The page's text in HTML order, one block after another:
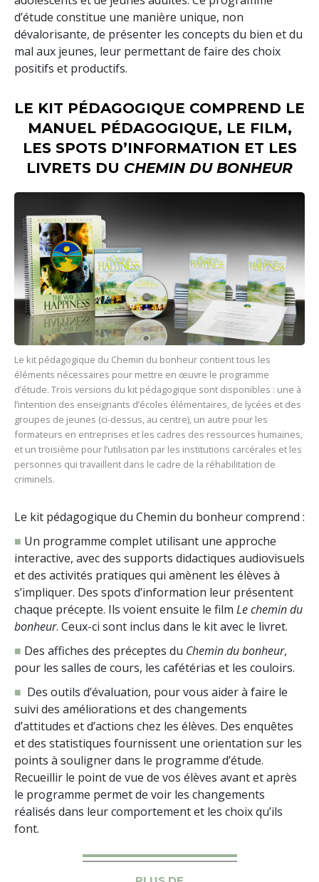
d’étude constitue une manière unique, non
dévalorisante, de présenter les concepts du bien et du
mal aux jeunes, leur permettant de faire des choix
positifs et productifs.
LE KIT PÉDAGOGIQUE COMPREND LE
MANUEL PÉDAGOGIQUE, LE FILM,
LES SPOTS D’INFORMATION ET LES
LIVRETS DU CHEMIN DU BONHEUR
Le kit pédagogique du Chemin du bonheur contient tous les
éléments nécessaires pour mettre en œuvre le programme
d’étude. Trois versions du kit pédagogique sont disponibles : une à
l’intention des enseignants d’écoles élémentaires, de lycées et des
groupes de jeunes (ci-dessus, au centre), un autre pour les
formateurs en entreprises et les cadres des ressources humaines,
et un troisième pour l’utilisation par les institutions carcérales et les
personnes qui travaillent dans le cadre de la réhabilitation de
criminels.
Le kit pédagogique du Chemin du bonheur comprend :
■ Un programme complet utilisant une approche
interactive, avec des supports didactiques audiovisuels
et des activités pratiques qui amènent les élèves à
s’impliquer. Des spots d’information leur présentent
chaque précepte. Ils voient ensuite le film Le chemin du
bonheur. Ceux-ci sont inclus dans le kit avec le livret.
■ Des affiches des préceptes du Chemin du bonheur,
pour les salles de cours, les cafétérias et les couloirs.
■ Des outils d’évaluation, pour vous aider à faire le
suivi des améliorations et des changements
d’attitudes et d’actions chez les élèves. Des enquêtes
et des statistiques fournissent une orientation sur les
points à souligner dans le programme d’étude.
Recueillir le point de vue de vos élèves avant et après
le programme permet de voir les changements
réalisés dans leur comportement et les choix qu’ils
font.